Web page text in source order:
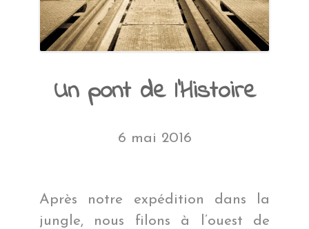
Un pont de l’Histoire
6 mai 2016
Après notre expédition dans la
jungle, nous filons à l’ouest de